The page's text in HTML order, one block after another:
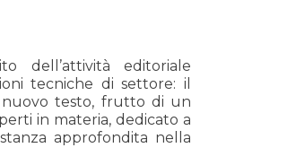
dell’attività editoriale
tecniche di settore: il
nuovo testo, frutto di un
in materia, dedicato a
approfondita nella